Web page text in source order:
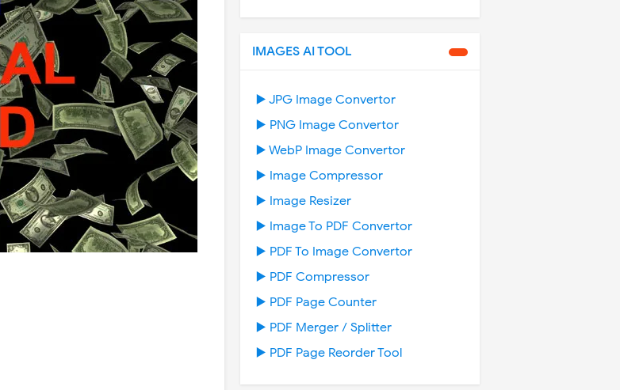
IMAGES AI TOOL
▶️ JPG Image Convertor
▶️ PNG Image Convertor
▶️ WebP Image Convertor
▶️ Image Compressor
▶️ Image Resizer
▶️ Image To PDF Convertor
▶️ PDF To Image Convertor
▶️ PDF Compressor
▶️ PDF Page Counter
▶️ PDF Merger / Splitter
▶️ PDF Page Reorder Tool